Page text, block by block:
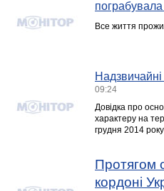
пограбувала
Все життя
Надзвичайні
09:24
Довідка про
характеру на
грудня 2014 року
Протягом
кордоні